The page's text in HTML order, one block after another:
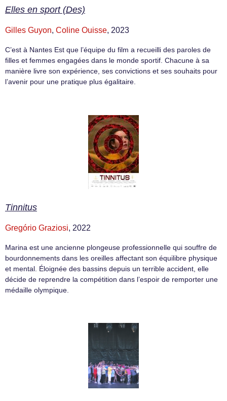
Elles en sport (Des)
Gilles Guyon, Coline Ouisse, 2023
C’est à Nantes Est que l’équipe du film a recueilli des paroles de
filles et femmes engagées dans le monde sportif. Chacune à sa
manière livre son expérience, ses convictions et ses souhaits pour
l’avenir pour une pratique plus égalitaire.
Tinnitus
Gregório Graziosi, 2022
Marina est une ancienne plongeuse professionnelle qui souffre de
bourdonnements dans les oreilles affectant son équilibre physique
et mental. Éloignée des bassins depuis un terrible accident, elle
décide de reprendre la compétition dans l’espoir de remporter une
médaille olympique.